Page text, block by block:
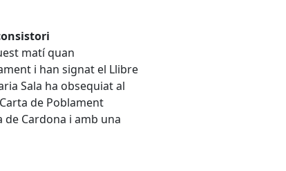
matí quan
i han signat el Llibre
Sala ha obsequiat al
de Poblament
de Cardona i amb una